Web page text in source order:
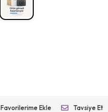
Favorilerime Ekle Tavsiye Et